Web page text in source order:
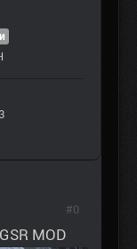
MOD
#0